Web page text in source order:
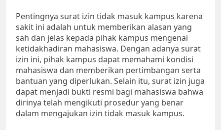
Pentingnya surat izin tidak masuk kampus karena
sakit ini adalah untuk memberikan alasan yang
sah dan jelas kepada pihak kampus mengenai
ketidakhadiran mahasiswa. Dengan adanya surat
izin ini, pihak kampus dapat memahami kondisi
mahasiswa dan memberikan pertimbangan serta
bantuan yang diperlukan. Selain itu, surat izin juga
dapat menjadi bukti resmi bagi mahasiswa bahwa
dirinya telah mengikuti prosedur yang benar
dalam mengajukan izin tidak masuk kampus.